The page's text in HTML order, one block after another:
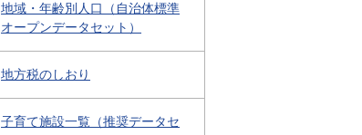
地域・年齢別人口（自治体標準
オープンデータセット）
地方税のしおり
子育て施設一覧（推奨データセ